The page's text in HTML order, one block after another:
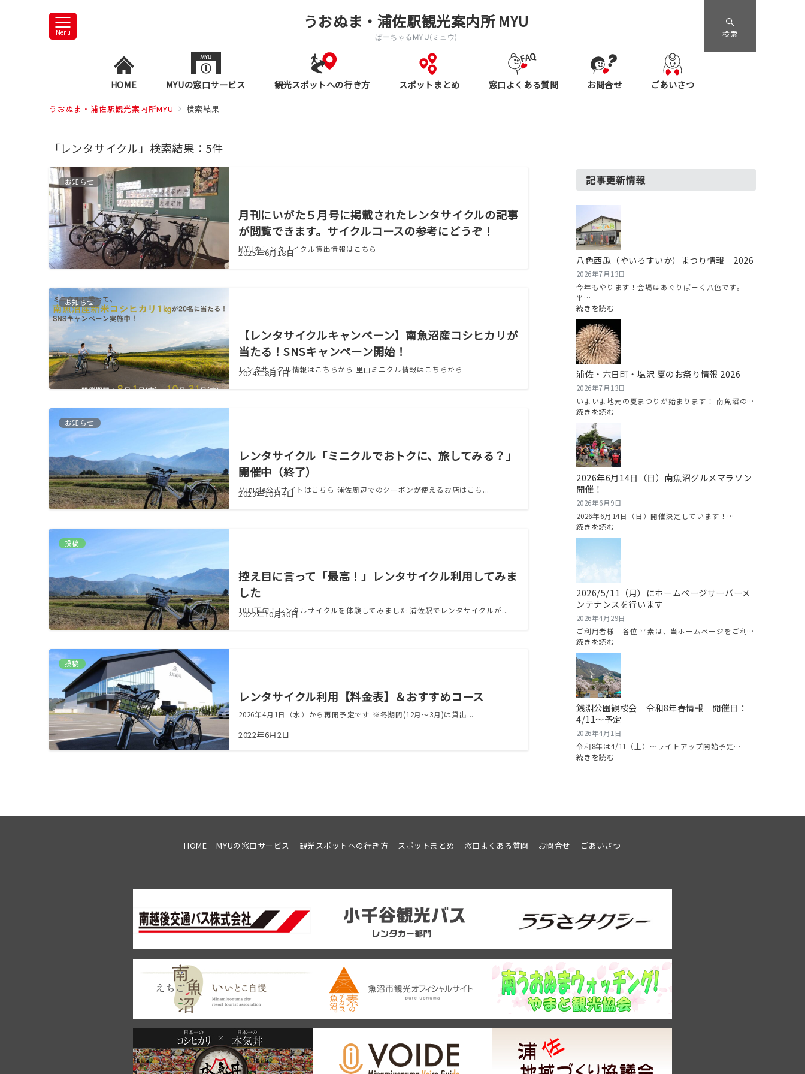
Menu
うおぬま・浦佐駅観光案内所 MYU
ばーちゃるMYU(ミュウ) 検索
HOME MYUの窓口サービス 観光スポットへの行き方 スポットまとめ 窓口よくある質問 お問合せ ごあいさつ
うおぬま・浦佐駅観光案内所MYU 検索結果
「レンタサイクル」検索結果：5件
お知らせ
月刊にいがた５月号に掲載されたレンタサイクルの記事
が閲覧できます。サイクルコースの参考にどうぞ！
MYUのレンタサイクル貸出情報はこちら
2025年6月18日
お知らせ
【レンタサイクルキャンペーン】南魚沼産コシヒカリが
当たる！SNSキャンペーン開始！
レンタサイクル情報はこちらから 里山ミニクル情報はこちらから
2024年8月1日
お知らせ
レンタサイクル「ミニクルでおトクに、旅してみる？」
開催中（終了）
Ｍinicle公式サイトはこちら 浦佐周辺でのクーポンが使えるお店はこち...
2023年10月4日
投稿
控え目に言って「最高！」レンタサイクル利用してみま
した
10月下旬！レンタルサイクルを体験してみました 浦佐駅でレンタサイクルが...
2022年10月30日
投稿
レンタサイクル利用【料金表】＆おすすめコース
2026年4月1日（水）から再開予定です ※冬期間(12月～3月)は貸出...
2022年6月2日
記事更新情報
八色西瓜（やいろすいか）まつり情報 2026
2026年7月13日
今年もやります！会場はあぐりぱーく八色です。
平…
続きを読む
八
色
西
瓜
（や
い
ろ
す
つ
り
情
報
浦佐・六日町・塩沢 夏のお祭り情報 2026
2026年7月13日
いよいよ地元の夏まつりが始まります！ 南魚沼の…
続きを読む
六
日
町・
塩
夏
の
祭
情
2026
2026年6月14日（日）南魚沼グルメマラソン
開催！
2026年6月9日
2026年6月14日（日）開催決定しています！…
続きを読む
2026
14
日
（日）
南
グ
メ
マ
ラ
ソ
ン
開
催！
2026/5/11（月）にホームページサーバーメ
ンテナンスを行います
2026年4月29日
ご利用者様 各位 平素は、当ホームページをご利…
続きを読む
2026/5/11（月）
ホ
ー
ム
ペ
ー
ジ
サ
ス
ま
銭淵公園観桜会 令和8年春情報 開催日：
4/11～予定
2026年4月1日
令和8年は4/11（土）～ライトアップ開始予定…
続きを読む
令
報
開
日：
4/11
～
予
定
HOME MYUの窓口サービス 観光スポットへの行き方 スポットまとめ 窓口よくある質問 お問合せ ごあいさつ